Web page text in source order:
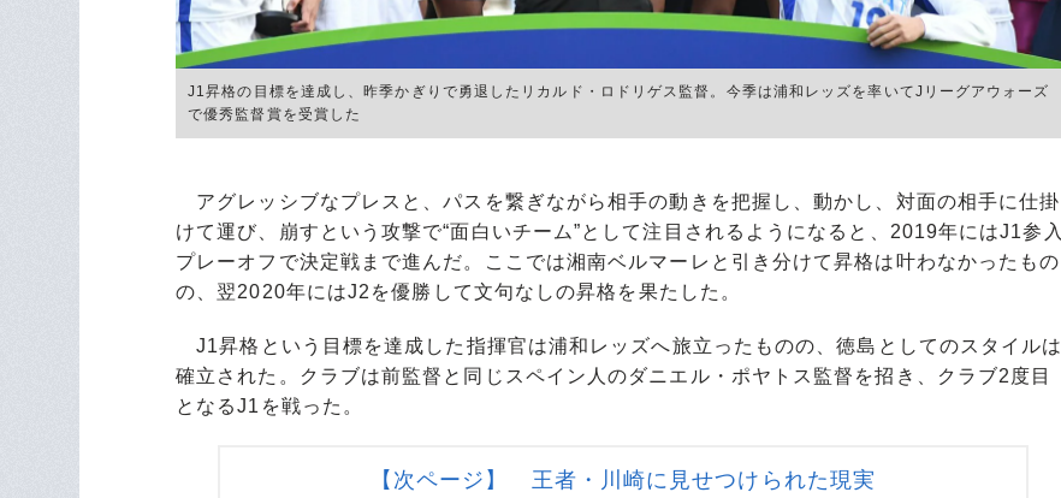
J1昇格の目標を達成し、昨季かぎりで勇退したリカルド・ロドリゲス監督。今季は浦和レッズを率いてJリーグアウォーズ
で優秀監督賞を受賞した
アグレッシブなプレスと、パスを繋ぎながら相手の動きを把握し、動かし、対面の相手に仕掛
けて運び、崩すという攻撃で“面白いチーム”として注目されるようになると、2019年にはJ1参入
プレーオフで決定戦まで進んだ。ここでは湘南ベルマーレと引き分けて昇格は叶わなかったもの
の、翌2020年にはJ2を優勝して文句なしの昇格を果たした。
J1昇格という目標を達成した指揮官は浦和レッズへ旅立ったものの、徳島としてのスタイルは
確立された。クラブは前監督と同じスペイン人のダニエル・ポヤトス監督を招き、クラブ2度目
となるJ1を戦った。
【次ページ】 王者・川崎に見せつけられた現実